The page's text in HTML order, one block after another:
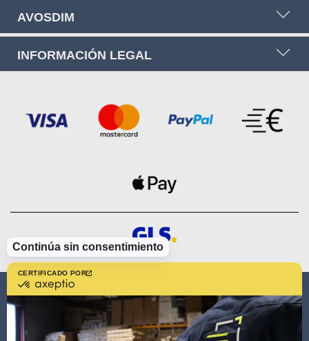
CERTIFICADO POR
Más
información
Continúa sin consentimiento
AVOSDIM
INFORMACIÓN LEGAL
AVOSDIM